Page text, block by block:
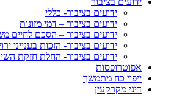
ידועים בציבור- כללי
ידועים בציבור – דמי מזונות
ידועים בציבור – הסכם לחיים
ידועים בציבור- הזכות בענייני
ידועים בציבור- החלת חזקת
אפוטרופסות
ייפוי כח מתמשך
דיני מקרקעין